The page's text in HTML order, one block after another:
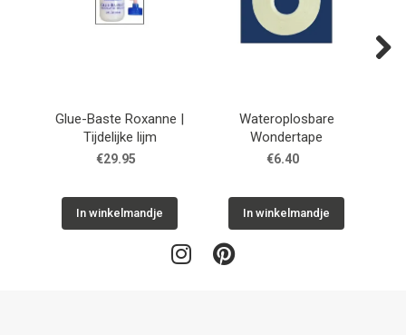
Glue-Baste Roxanne |
Tijdelijke lijm
€29.95
In winkelmandje
Wateroplosbare
Wondertape
€6.40
In winkelmandje